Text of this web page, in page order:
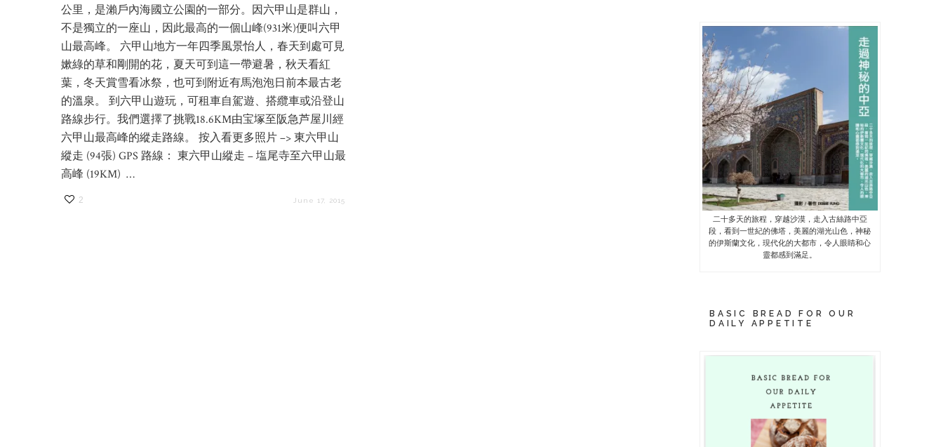
公里，是瀨戶內海國立公園的一部分。因六甲山是群山，
不是獨立的一座山，因此最高的一個山峰(931米)便叫六甲
山最高峰。 六甲山地方一年四季風景怡人，春天到處可見
嫰綠的草和剛開的花，夏天可到這一帶避暑，秋天看紅
葉，冬天賞雪看冰祭，也可到附近有馬泡泡日前本最古老
的溫泉。 到六甲山遊玩，可租車自駕遊、搭纜車或沿登山
路線步行。我們選擇了挑戰18.6KM由宝塚至阪急芦屋川經
六甲山最高峰的縱走路線。 按入看更多照片 –> 東六甲山
縱走 (94張) GPS 路線： 東六甲山縱走 – 塩尾寺至六甲山最
高峰 (19KM) …
2 June 17, 2015
二十多天的旅程，穿越沙漠，走入古絲路中亞
段，看到一世紀的佛塔，美麗的湖光山色，神秘
的伊斯蘭文化，現代化的大都市，令人眼睛和心
靈都感到滿足。
BASIC BREAD FOR OUR
DAILY APPETITE